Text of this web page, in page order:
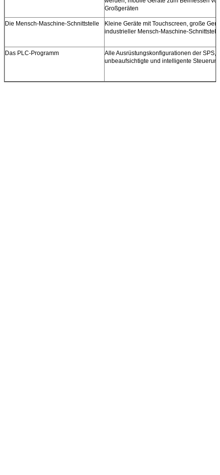
Großgeräten
Die Mensch-Maschine-Schnittstelle
Kleine Geräte mit Touchscreen, große
industrieller Mensch-Maschine-
Das PLC-Programm
Alle Ausrüstungskonfigurationen der SPS,
unbeaufsichtigte und intelligente